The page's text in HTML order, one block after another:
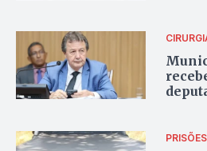
à
PRISÕES